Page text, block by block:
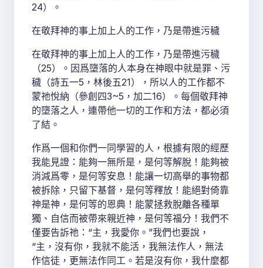
24）。
在敬拜神的事上加上人的工作，乃是帶進污穢
在敬拜神的事上加上人的工作，乃是帶進污穢
（25）。因爲墮落的人本身在神眼中就是罪、污
穢（詩五一5，林後五21），所以人的工作都不
蒙祂悅納（參創四3~5，加二16）。每個敬拜神
的墮落之人，連帶他一切的工作和方法，都必須
了結。
作爲一個和你們一同學習的人，根據有限的經歷
我能見證：能夠一無所是，是何等解脫！能夠被
消減爲零，是何等安息！能讓一切高舉的事物都
被拆除，只留下基督，是何等釋放！能絕對倚靠
神是神，是何等的恩典！能蒙拯救脫離各種單
獨、自信而被帶來親近神，是何等福分！我們不
僅要告訴祂：“主，我愛你。”我們也要說，
“主，沒有你，我就不能活，我無法作人，無法
作信徒，更無法作同工。若是沒有你，我什麼都